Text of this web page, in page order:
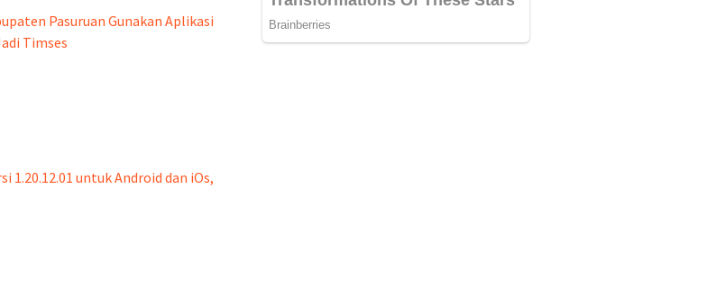
Pasuruan Gunakan Aplikasi
Timses
1.20.12.01 untuk Android dan iOs,